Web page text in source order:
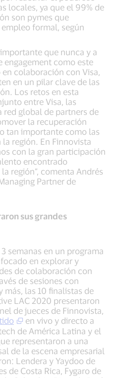
locales, ya que el 99% de
son pymes que
formal, según
que nunca y a
engagement como este
colaboración con Visa,
en un pilar clave de las
Los retos en esta
entre Visa, las
red global de partners de
la recuperación
tan importante como las
región. En Finnovista
con la gran participación
encontrado
región”, comenta Andrés
Partner de
sus grandes
semanas en un programa
en explorar y
de colaboración con
de sesiones con
más, las 10 finalistas de
LAC 2020 presentaron
de jueces de Finnovista,
en vivo y directo a
de América Latina y el
representaron a una
de la escena empresarial
Lendera y Yaydoo de
de Costa Rica, Fygaro de